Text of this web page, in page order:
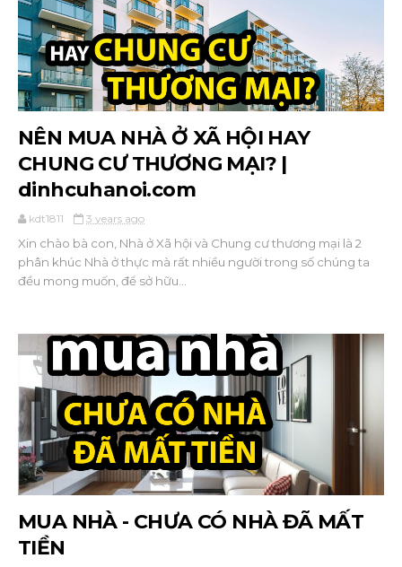
NÊN MUA NHÀ Ở XÃ HỘI HAY
CHUNG CƯ THƯƠNG MẠI? |
dinhcuhanoi.com
kdt1811 3 years ago
Xin chào bà con, Nhà ở Xã hội và Chung cư thương mại là 2
phân khúc Nhà ở thực mà rất nhiều người trong số chúng ta
đều mong muốn, để sở hữu...
MUA NHÀ - CHƯA CÓ NHÀ ĐÃ MẤT
TIỀN